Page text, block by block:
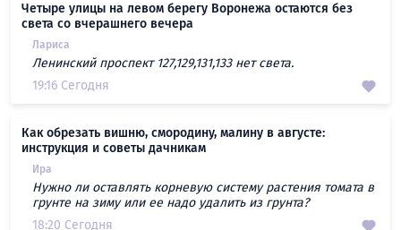
Четыре улицы на левом берегу Воронежа остаются без
света со вчерашнего вечера
Лариса
Ленинский проспект 127,129,131,133 нет света.
19:16 Сегодня
Как обрезать вишню, смородину, малину в августе:
инструкция и советы дачникам
Ира
Нужно ли оставлять корневую систему растения томата в
грунте на зиму или ее надо удалить из грунта?
18:20 Сегодня